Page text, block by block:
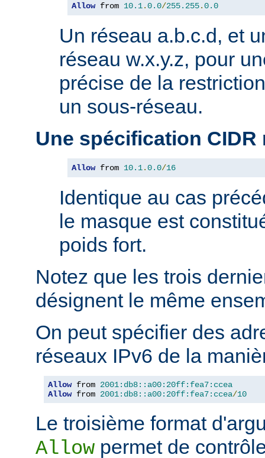
Allow from 10.1.0.0/255.255.0.0
Un réseau a.b.c.d, et
réseau w.x.y.z, pour
précise de la
un sous-réseau.
Une spécification CIDR
Allow from 10.1.0.0/16
Identique au cas
le masque est
poids fort.
Notez que les trois
désignent le même
On peut spécifier des
réseaux IPv6 de la
Allow from 2001:db8::a00:20ff:fea7:ccea
Allow from 2001:db8::a00:20ff:fea7:ccea/10
Le troisième format
Allow permet de